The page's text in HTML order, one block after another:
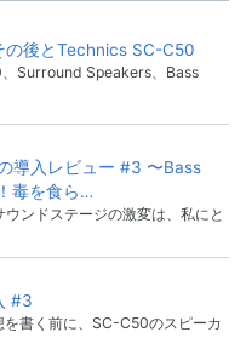
後とTechnics SC-C50
Surround Speakers、Bass
導入レビュー #3 〜Bass
毒を食ら…
ンドステージの激変は、私にと
#3
書く前に、SC-C50のスピーカ